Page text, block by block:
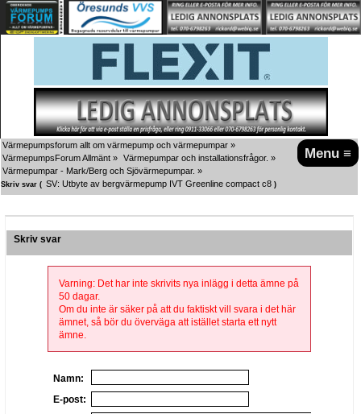
Menu ≡
Värmepumpsforum allt om värmepump och värmepumpar »
VärmepumpsForum Allmänt » Värmepumpar och installationsfrågor. »
Värmepumpar - Mark/Berg och Sjövärmepumpar. »
Skriv svar ( SV: Utbyte av bergvärmepump IVT Greenline compact c8 )
Skriv svar
Varning: Det har inte skrivits nya inlägg i detta ämne på
50 dagar.
Om du inte är säker på att du faktiskt vill svara i det här
ämnet, så bör du överväga att istället starta ett nytt
ämne.
Namn:
E-post: